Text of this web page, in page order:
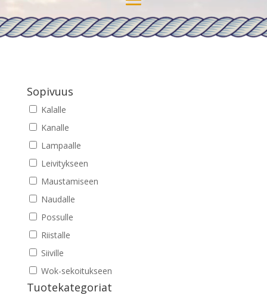
Sopivuus
Kalalle
Kanalle
Lampaalle
Leivitykseen
Maustamiseen
Naudalle
Possulle
Riistalle
Siiville
Wok-sekoitukseen
Tuotekategoriat